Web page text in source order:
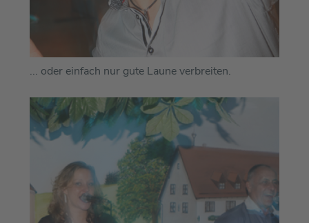
... oder einfach nur gute Laune verbreiten.